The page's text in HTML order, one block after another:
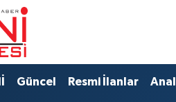
Güncel Resmi İlanlar